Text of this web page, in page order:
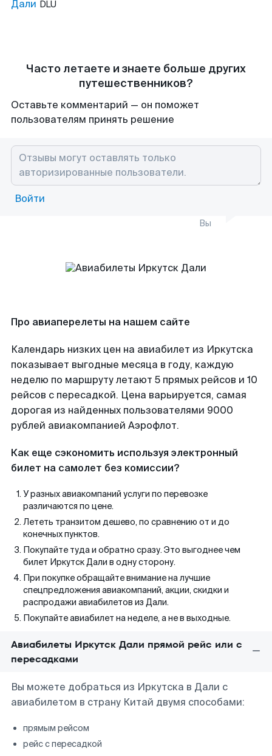
Дали DLU
Часто летаете и знаете больше других
путешественников?
Оставьте комментарий — он поможет
пользователям принять решение
Войти
Вы
Про авиаперелеты на нашем сайте
Календарь низких цен на авиабилет из Иркутска
показывает выгодные месяца в году, каждую
неделю по маршруту летают 5 прямых рейсов и 10
рейсов с пересадкой. Цена варьируется, самая
дорогая из найденных пользователями 9000
рублей авиакомпанией Аэрофлот.
Как еще сэкономить используя электронный
билет на самолет без комиссии?
У разных авиакомпаний услуги по перевозке
различаются по цене.
Лететь транзитом дешево, по сравнению от и до
конечных пунктов.
Покупайте туда и обратно сразу. Это выгоднее чем
билет Иркутск Дали в одну сторону.
При покупке обращайте внимание на лучшие
спецпредложения авиакомпаний, акции, скидки и
распродажи авиабилетов из Дали.
Покупайте авиабилет на неделе, а не в выходные.
Авиабилеты Иркутск Дали прямой рейс или с
пересадками
Вы можете добраться из Иркутска в Дали с
авиабилетом в страну Китай двумя способами:
прямым рейсом
рейс с пересадкой